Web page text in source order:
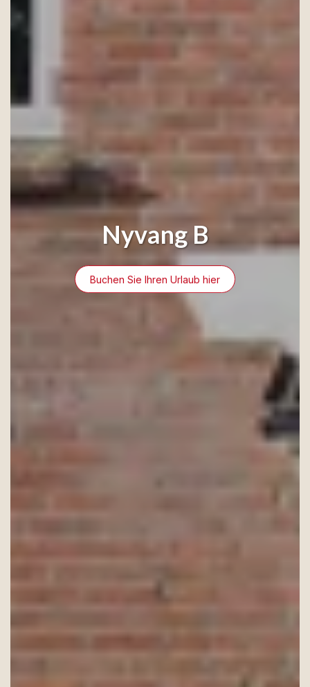
Nyvang B
Buchen Sie Ihren Urlaub hier